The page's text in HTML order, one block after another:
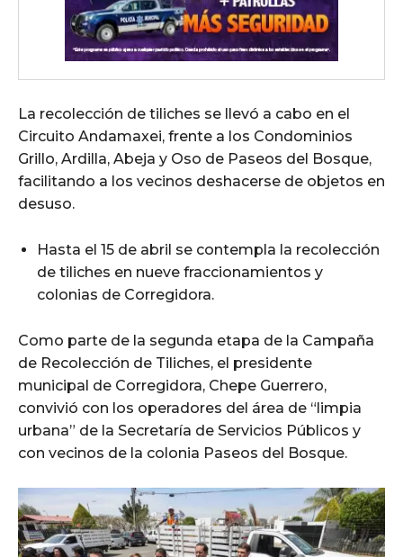
La recolección de tiliches se llevó a cabo en el
Circuito Andamaxei, frente a los Condominios
Grillo, Ardilla, Abeja y Oso de Paseos del Bosque,
facilitando a los vecinos deshacerse de objetos en
desuso.
Hasta el 15 de abril se contempla la recolección
de tiliches en nueve fraccionamientos y
colonias de Corregidora.
Como parte de la segunda etapa de la Campaña
de Recolección de Tiliches, el presidente
municipal de Corregidora, Chepe Guerrero,
convivió con los operadores del área de “limpia
urbana” de la Secretaría de Servicios Públicos y
con vecinos de la colonia Paseos del Bosque.